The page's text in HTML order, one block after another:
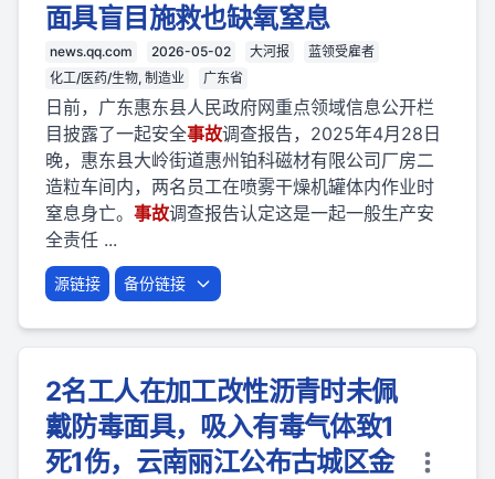
面具盲目施救也缺氧窒息
news.qq.com 2026-05-02 大河报
蓝领受雇者
化工/医药/生物, 制造业
广东省
日前，广东惠东县人民政府网重点领域信息公开栏
目披露了一起安全事故调查报告，2025年4月28日
晚，惠东县大岭街道惠州铂科磁材有限公司厂房二
造粒车间内，两名员工在喷雾干燥机罐体内作业时
窒息身亡。 事故调查报告认定这是一起一般生产安
全责任 ...
源链接 备份链接
2名工人在加工改性沥青时未佩
戴防毒面具，吸入有毒气体致1
死1伤，云南丽江公布古城区金